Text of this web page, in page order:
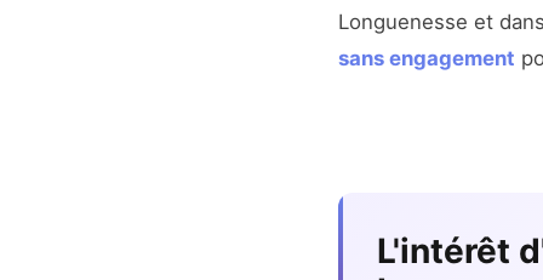
Longuenesse et
sans engagement
L'intérêt